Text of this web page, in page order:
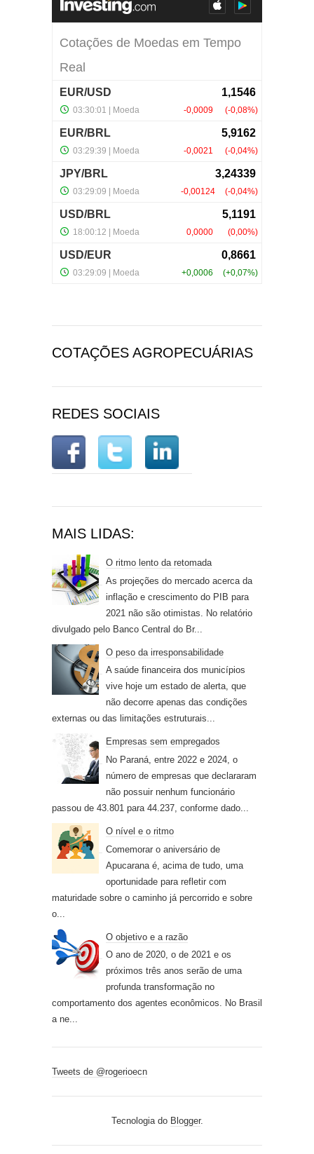
COTAÇÕES AGROPECUÁRIAS
REDES SOCIAIS
MAIS LIDAS:
O ritmo lento da retomada
As projeções do mercado acerca da
inflação e crescimento do PIB para
2021 não são otimistas. No relatório
divulgado pelo Banco Central do Br...
O peso da irresponsabilidade
A saúde financeira dos municípios
vive hoje um estado de alerta, que
não decorre apenas das condições
externas ou das limitações estruturais...
Empresas sem empregados
No Paraná, entre 2022 e 2024, o
número de empresas que declararam
não possuir nenhum funcionário
passou de 43.801 para 44.237, conforme dado...
O nível e o ritmo
Comemorar o aniversário de
Apucarana é, acima de tudo, uma
oportunidade para refletir com
maturidade sobre o caminho já percorrido e sobre
o...
O objetivo e a razão
O ano de 2020, o de 2021 e os
próximos três anos serão de uma
profunda transformação no
comportamento dos agentes econômicos. No Brasil
a ne...
Tweets de @rogerioecn
Tecnologia do Blogger.